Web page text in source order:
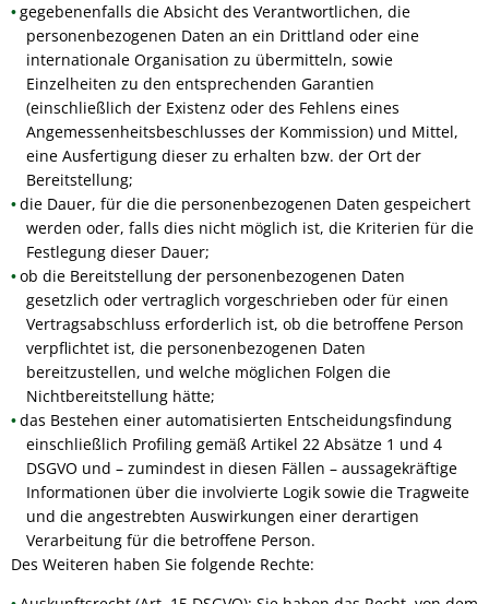
gegebenenfalls die Absicht des Verantwortlichen, die
personenbezogenen Daten an ein Drittland oder eine
internationale Organisation zu übermitteln, sowie
Einzelheiten zu den entsprechenden Garantien
(einschließlich der Existenz oder des Fehlens eines
Angemessenheitsbeschlusses der Kommission) und Mittel,
eine Ausfertigung dieser zu erhalten bzw. der Ort der
Bereitstellung;
die Dauer, für die die personenbezogenen Daten gespeichert
werden oder, falls dies nicht möglich ist, die Kriterien für die
Festlegung dieser Dauer;
ob die Bereitstellung der personenbezogenen Daten
gesetzlich oder vertraglich vorgeschrieben oder für einen
Vertragsabschluss erforderlich ist, ob die betroffene Person
verpflichtet ist, die personenbezogenen Daten
bereitzustellen, und welche möglichen Folgen die
Nichtbereitstellung hätte;
das Bestehen einer automatisierten Entscheidungsfindung
einschließlich Profiling gemäß Artikel 22 Absätze 1 und 4
DSGVO und – zumindest in diesen Fällen – aussagekräftige
Informationen über die involvierte Logik sowie die Tragweite
und die angestrebten Auswirkungen einer derartigen
Verarbeitung für die betroffene Person.
Des Weiteren haben Sie folgende Rechte: